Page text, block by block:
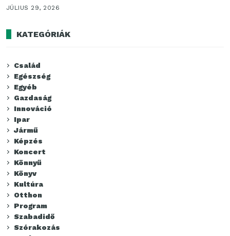
JÚLIUS 29, 2026
KATEGÓRIÁK
Család
Egészség
Egyéb
Gazdaság
Innováció
Ipar
Jármű
Képzés
Koncert
Könnyű
Könyv
Kultúra
Otthon
Program
Szabadidő
Szórakozás